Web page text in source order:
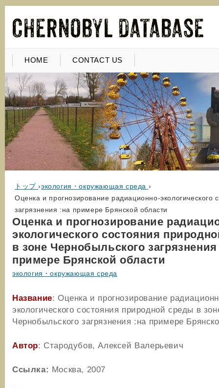
HOME CONTACT US
トップ ›экология・окружающая среда ›
Оценка и прогнозирование радиационно-
загрязнения :на примере Брянской области
Оценка и прогнозирование
экологического состояния
в зоне Чернобыльского
примере Брянской области
экология・окружающая среда
Название: Оценка и прогнозирование
экологического состояния природной среды в
Чернобыльского загрязнения :на примере
Автор: Стародубов, Алексей Валерьевич
Ссылка: Москва, 2007